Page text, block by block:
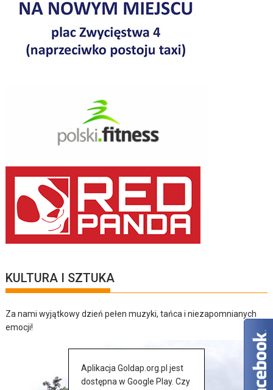
KULTURA I SZTUKA
Za nami wyjątkowy dzień pełen muzyki, tańca i niezapomnianych
emocji!
Aplikacja Goldap.org.pl jest
dostępna w Google Play. Czy